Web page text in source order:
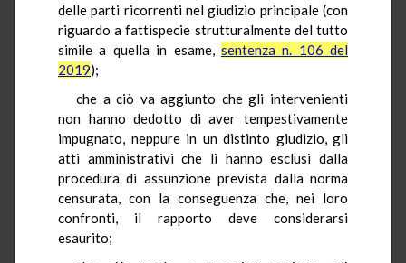
delle parti ricorrenti nel giudizio principale (con
riguardo a fattispecie strutturalmente del tutto
simile a quella in esame, sentenza n. 106 del
2019);
che a ciò va aggiunto che gli intervenienti
non hanno dedotto di aver tempestivamente
impugnato, neppure in un distinto giudizio, gli
atti amministrativi che li hanno esclusi dalla
procedura di assunzione prevista dalla norma
censurata, con la conseguenza che, nei loro
confronti, il rapporto deve considerarsi
esaurito;